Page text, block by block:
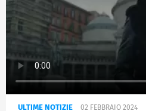
ULTIME NOTIZIE 02 FEBBRAIO 2024